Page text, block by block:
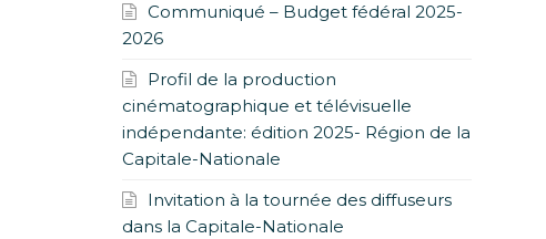
Communiqué – Budget fédéral 2025-
2026
Profil de la production
cinématographique et télévisuelle
indépendante: édition 2025- Région de la
Capitale-Nationale
Invitation à la tournée des diffuseurs
dans la Capitale-Nationale